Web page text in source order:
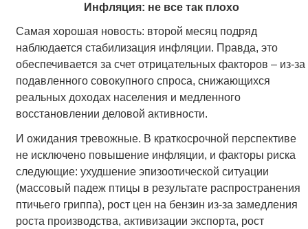
Инфляция: не все так плохо
Самая хорошая новость: второй месяц подряд
наблюдается стабилизация инфляции. Правда, это
обеспечивается за счет отрицательных факторов – из-за
подавленного совокупного спроса, снижающихся
реальных доходах населения и медленного
восстановлении деловой активности.
И ожидания тревожные. В краткосрочной перспективе
не исключено повышение инфляции, и факторы риска
следующие: ухудшение эпизоотической ситуации
(массовый падеж птицы в результате распространения
птичьего гриппа), рост цен на бензин из-за замедления
роста производства, активизации экспорта, рост